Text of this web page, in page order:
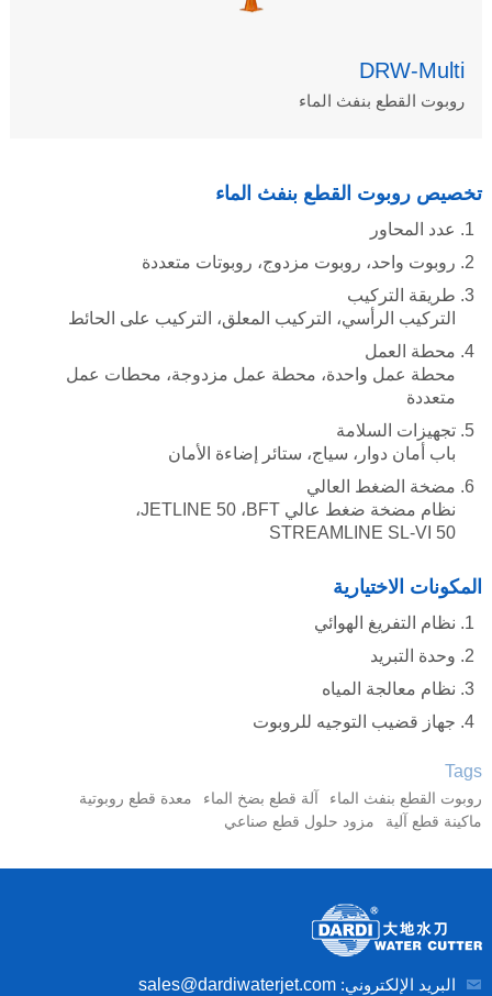
DRW-Multi
روبوت القطع بنفث الماء
تخصيص روبوت القطع بنفث الماء
عدد المحاور
روبوت واحد، روبوت مزدوج، روبوتات متعددة
طريقة التركيب
التركيب الرأسي، التركيب المعلق، التركيب على الحائط
محطة العمل
محطة عمل واحدة، محطة عمل مزدوجة، محطات عمل
متعددة
تجهيزات السلامة
باب أمان دوار، سياج، ستائر إضاءة الأمان
مضخة الضغط العالي
نظام مضخة ضغط عالي BFT
، JETLINE 50،
STREAMLINE SL-VI 50
المكونات الاختيارية
نظام التفريغ الهوائي
وحدة التبريد
نظام معالجة المياه
جهاز قضيب التوجيه للروبوت
Tags
روبوت القطع بنفث الماء آلة قطع بضخ الماء
معدة قطع روبوتية
ماكينة قطع آلية
مزود حلول قطع صناعي
البريد الإلكتروني: sales@dardiwaterjet.com